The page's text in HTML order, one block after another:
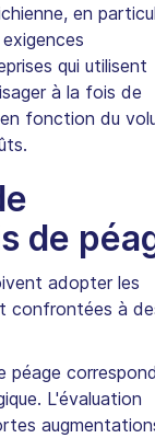
en
qui utilisent
à la fois de
fonction du
de
adopter les
confrontées à
péage
L'évaluation